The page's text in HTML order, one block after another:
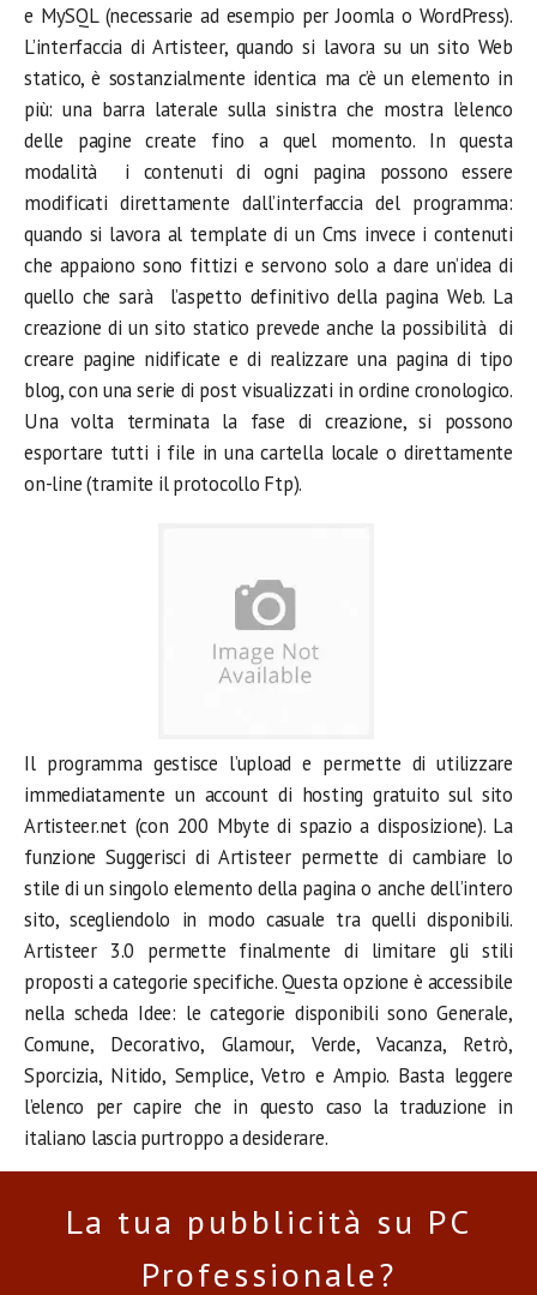
e MySQL (necessarie ad esempio per Joomla o WordPress).
L’in­ter­­faccia di Artisteer, quando si lavora su un sito Web
statico, è sostanzialmente identica ma c’è un elemento in
più: una barra laterale sulla sinistra che mostra l’elenco
delle pagine create fino a quel momento. In questa
modalità i contenuti di ogni pagina possono essere
modificati direttamente dall’interfaccia del programma:
quando si lavora al template di un Cms invece i contenuti
che appaiono sono fittizi e servono solo a dare un’idea di
quello che sarà l’aspetto definitivo della pagina Web. La
creazione di un sito statico prevede anche la possibilità di
creare pagine nidificate e di realizzare una pagina di tipo
blog, con una serie di post visualizzati in ordine cronologico.
Una volta terminata la fase di creazione, si possono
esportare tutti i file in una cartella locale o direttamente
on-line (tramite il protocollo Ftp).
Il programma gestisce l’upload e permette di utilizzare
immediatamente un account di hosting gratuito sul sito
Artisteer.net (con 200 Mbyte di spazio a disposizione). La
funzione Suggerisci di Artisteer permette di cambiare lo
stile di un singolo elemento della pagina o anche dell’intero
sito, scegliendolo in modo casuale tra quelli disponibili.
Artisteer 3.0 permette finalmente di limitare gli stili
proposti a categorie specifiche. Questa opzione è accessibile
nella scheda Idee: le categorie disponibili sono Generale,
Comune, Decorativo, Glamour, Verde, Vacanza, Retrò,
Sporcizia, Nitido, Semplice, Vetro e Ampio. Basta leggere
l’elenco per capire che in questo caso la traduzione in
italiano lascia purtroppo a desiderare.
La tua pubblicità su PC
Professionale?